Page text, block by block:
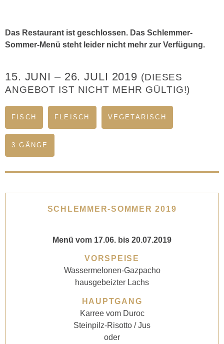
Das Restaurant ist geschlossen. Das Schlemmer-
Sommer-Menü steht leider nicht mehr zur Verfügung.
15. JUNI – 26. JULI 2019 (DIESES
ANGEBOT IST NICHT MEHR GÜLTIG!)
FISCH FLEISCH VEGETARISCH
3 GÄNGE
SCHLEMMER-SOMMER 2019
Menü vom 17.06. bis 20.07.2019
VORSPEISE
Wassermelonen-Gazpacho
hausgebeizter Lachs
HAUPTGANG
Karree vom Duroc
Steinpilz-Risotto / Jus
oder